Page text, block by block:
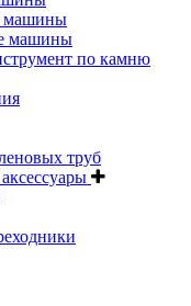
машины
машины
по камню
труб